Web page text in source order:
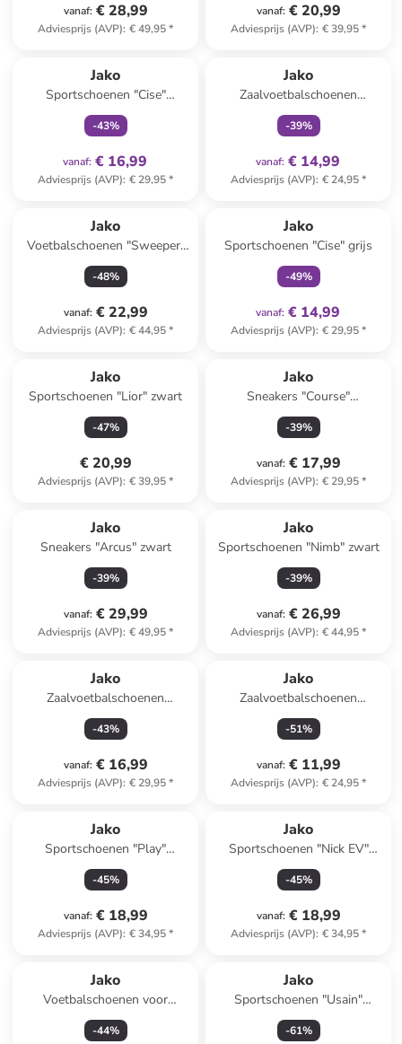
vanaf: € 28,99
Adviesprijs (AVP): € 49,95*
vanaf: € 20,99
Adviesprijs (AVP): € 39,95*
Jako
Sportschoenen "Cise"
donkerblauw/geel
-43%
vanaf: € 16,99
Adviesprijs (AVP): € 29,95*
Jako
Zaalvoetbalschoenen
"Winger" oranje
-39%
vanaf: € 14,99
Adviesprijs (AVP): € 24,95*
Jako
Voetbalschoenen "Sweeper"
turquoise/groen
-48%
vanaf: € 22,99
Adviesprijs (AVP): € 44,95*
Jako
Sportschoenen "Cise" grijs
-49%
vanaf: € 14,99
Adviesprijs (AVP): € 29,95*
Jako
Sportschoenen "Lior" zwart
-47%
€ 20,99
Adviesprijs (AVP): € 39,95*
Jako
Sneakers "Course"
roze/donkerblauw
-39%
vanaf: € 17,99
Adviesprijs (AVP): € 29,95*
Jako
Sneakers "Arcus" zwart
-39%
vanaf: € 29,99
Adviesprijs (AVP): € 49,95*
Jako
Sportschoenen "Nimb" zwart
-39%
vanaf: € 26,99
Adviesprijs (AVP): € 44,95*
Jako
Zaalvoetbalschoenen
"Finesto" zwart
-43%
vanaf: € 16,99
Adviesprijs (AVP): € 29,95*
Jako
Zaalvoetbalschoenen
"Winger" donkerblauw
-51%
vanaf: € 11,99
Adviesprijs (AVP): € 24,95*
Jako
Sportschoenen "Play"
donkerblauw
-45%
vanaf: € 18,99
Adviesprijs (AVP): € 34,95*
Jako
Sportschoenen "Nick EV"
zwart/grijs
-45%
vanaf: € 18,99
Adviesprijs (AVP): € 34,95*
Jako
Voetbalschoenen voor
(kunst)gras "Twist" geel/rood
-44%
Jako
Sportschoenen "Usain"
grijs/zwart
-61%